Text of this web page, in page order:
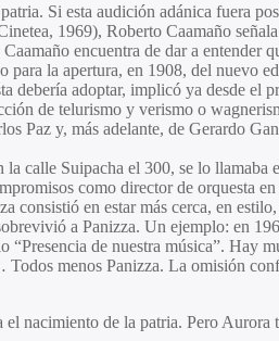
Si esta audición adánica fuera
1969), Roberto Caamaño
encuentra de dar a entender
para la apertura, en 1908, del nuevo
debería adoptar, implicó ya desde el
de telurismo y verismo o
Paz y, más adelante, de Gerardo
calle Suipacha el 300, se lo llamaba
como director de orquesta
consistió en estar más cerca, en
a Panizza. Un ejemplo: en
de nuestra música”. Hay
Todos menos Panizza. La omisión
nacimiento de la patria. Pero Aurora